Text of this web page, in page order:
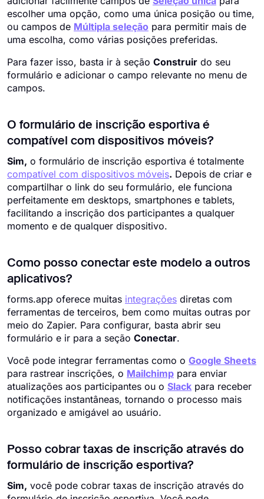
escolher uma opção, como uma única posição ou time,
ou campos de Múltipla seleção para permitir mais de
uma escolha, como várias posições preferidas.
Para fazer isso, basta ir à seção Construir do seu
formulário e adicionar o campo relevante no menu de
campos.
O formulário de inscrição esportiva é
compatível com dispositivos móveis?
Sim, o formulário de inscrição esportiva é totalmente
compatível com dispositivos móveis. Depois de criar e
compartilhar o link do seu formulário, ele funciona
perfeitamente em desktops, smartphones e tablets,
facilitando a inscrição dos participantes a qualquer
momento e de qualquer dispositivo.
Como posso conectar este modelo a outros
aplicativos?
forms.app oferece muitas integrações diretas com
ferramentas de terceiros, bem como muitas outras por
meio do Zapier. Para configurar, basta abrir seu
formulário e ir para a seção Conectar.
Você pode integrar ferramentas como o Google Sheets
para rastrear inscrições, o Mailchimp para enviar
atualizações aos participantes ou o Slack para receber
notificações instantâneas, tornando o processo mais
organizado e amigável ao usuário.
Posso cobrar taxas de inscrição através do
formulário de inscrição esportiva?
Sim, você pode cobrar taxas de inscrição através do